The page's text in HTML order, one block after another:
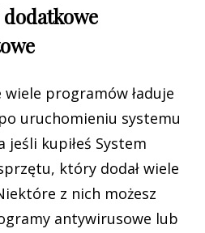
wiele programów ładuje
uruchomieniu systemu
jeśli kupiłeś System
który dodał wiele
z nich możesz
antywirusowe lub